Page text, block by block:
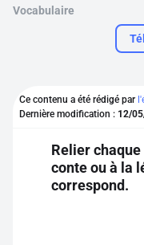
Parcourir
Se connecter
Pour
Vocabulaire
Ce contenu a été rédigé par
Dernière modification : 12/
Relier
conte ou à la
correspond.